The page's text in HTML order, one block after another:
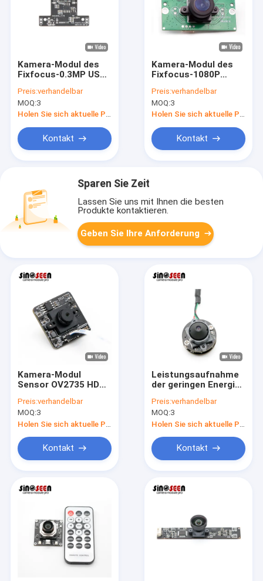
Kamera-Modul des
Fixfocus-0.3MP USB
Preis:verhandelbar
MOQ:3
Holen Sie sich aktuelle Preis
Kontakt
Kamera-Modul des
Fixfocus-1080P
Sensor GC2053
Preis:verhandelbar
MOQ:3
Holen Sie sich aktuelle Preis
Kontakt
Sparen Sie Zeit
Lassen Sie uns mit Ihnen die besten
Produkte kontaktieren.
Geben Sie Ihre Anforderung
Kamera-Modul
Sensor OV2735 HDRs
Preis:verhandelbar
MOQ:3
Kontakt
Leistungsaufnahme
der geringen Energie
Zoll-720P USB mit
Sensor GC1054
Preis:verhandelbar
MOQ:3
Kontakt